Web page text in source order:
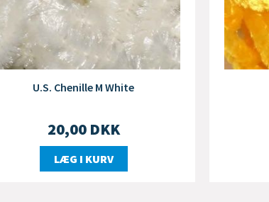
U.S. Chenille M White
20,00 DKK
LÆG I KURV